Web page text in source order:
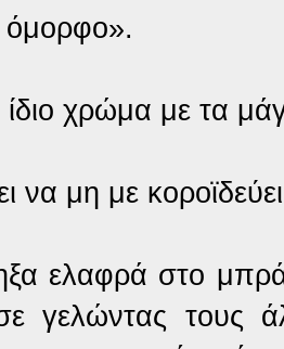
όμορφο».
ίδιο χρώμα με τα
να μη με
ελαφρά στο
γελώντας τους